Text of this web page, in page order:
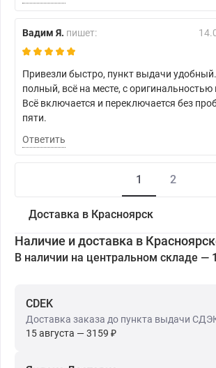
Вадим Я. пишет:
Привезли быстро, пункт выдачи
полный, всё на месте, с
Всё включается и переключается без
пяти.
Ответить
1 2
Доставка в Красноярск
Наличие и доставка в
В наличии на центральном складе —
CDEK
Доставка заказа до пункта выдачи
15 августа — 3159 ₽